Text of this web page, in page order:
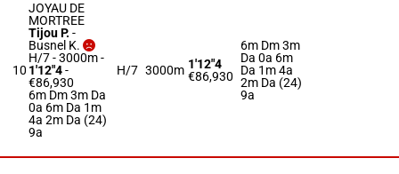
10
JOYAU DE
MORTREE
Tijou P. -
Busnel K.
H/7 - 3000m-
1'12"4-
€86,930
6m Dm 3m Da
0a 6m Da 1m
4a 2m Da (24)
9a
H/7 3000m 1'12"4
€86,930
6m Dm 3m
Da 0a 6m
Da 1m 4a
2m Da (24)
9a